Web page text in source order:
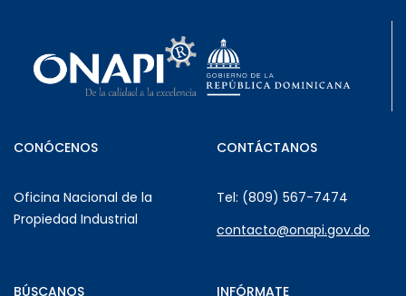
CONÓCENOS
Oficina Nacional de la
Propiedad Industrial
CONTÁCTANOS
Tel: (809) 567-7474
contacto@onapi.gov.do
BÚSCANOS INFÓRMATE